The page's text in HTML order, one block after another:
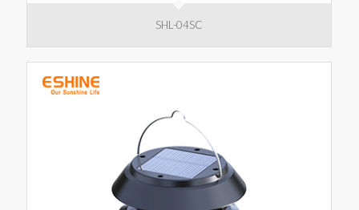
SHL-04SC